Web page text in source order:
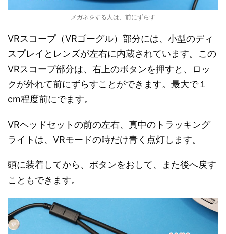
メガネをする人は、前にずらす
VRスコープ（VRゴーグル）部分には、小型のディ
スプレイとレンズが左右に内蔵されています。この
VRスコープ部分は、右上のボタンを押すと、ロッ
クが外れて前にずらすことができます。最大で１
cm程度前にでます。
VRヘッドセットの前の左右、真中のトラッキング
ライトは、VRモードの時だけ青く点灯します。
頭に装着してから、ボタンをおして、また後へ戻す
こともできます。